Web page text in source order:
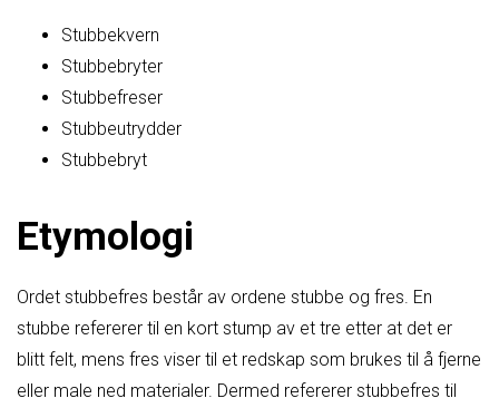
Stubbekvern
Stubbebryter
Stubbefreser
Stubbeutrydder
Stubbebryt
Etymologi
Ordet stubbefres består av ordene stubbe og fres. En
stubbe refererer til en kort stump av et tre etter at det er
blitt felt, mens fres viser til et redskap som brukes til å fjerne
eller male ned materialer. Dermed refererer stubbefres til